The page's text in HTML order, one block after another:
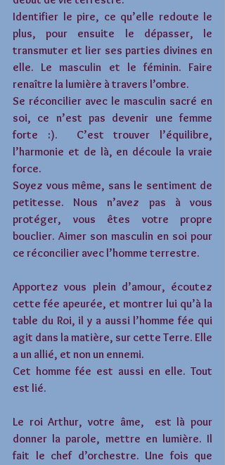
Identifier le pire, ce qu’elle redoute le
plus, pour ensuite le dépasser, le
transmuter et lier ses parties divines en
elle. Le masculin et le féminin. Faire
renaître la lumière à travers l’ombre.
Se réconcilier avec le masculin sacré en
soi, ce n’est pas devenir une femme
forte :).  C’est trouver l’équilibre,
l’harmonie et de là, en découle la vraie
force.
Soyez vous même, sans le sentiment de
petitesse. Nous n’avez pas à vous
protéger, vous êtes votre propre
bouclier. Aimer son masculin en soi pour
ce réconcilier avec l’homme terrestre.
Apportez vous plein d’amour, écoutez
cette fée apeurée, et montrer lui qu’à la
table du Roi, il y a aussi l’homme fée qui
agit dans la matière, sur cette Terre. Elle
a un allié, et non un ennemi.
Cet homme fée est aussi en elle. Tout
est lié.
Le roi Arthur, votre âme,  est là pour
donner la parole, mettre en lumière. Il
fait le chef d’orchestre. Une fois que